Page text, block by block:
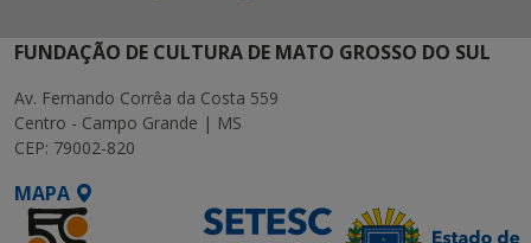
FUNDAÇÃO DE CULTURA DE MATO GROSSO DO SUL
Av. Fernando Corrêa da Costa 559
Centro - Campo Grande | MS
CEP: 79002-820
MAPA